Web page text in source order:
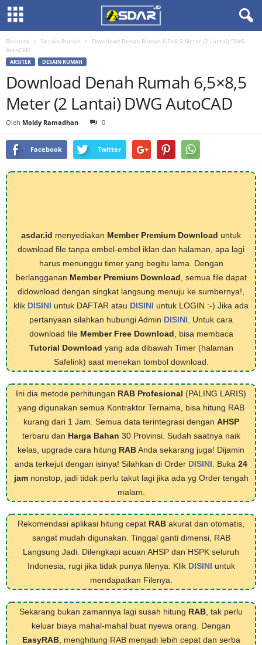
Beranda Desain Rumah
Download Denah Rumah 6,5×8,5 Meter (2 Lantai) DWG
AutoCAD
ARSITEK DESAIN RUMAH
Download Denah Rumah 6,5×8,5
Meter (2 Lantai) DWG AutoCAD
Oleh Moldy Ramadhan 0
Facebook Twitter
asdar.id menyediakan Member Premium Download untuk
download file tanpa embel-embel iklan dan halaman, apa lagi
harus menunggu timer yang begitu lama. Dengan
berlangganan Member Premium Download , semua file dapat
didownload dengan singkat langsung menuju ke sumbernya!,
klik DISINI untuk DAFTAR atau DISINI untuk LOGIN :-) Jika ada
pertanyaan silahkan hubungi Admin DISINI . Untuk cara
download file Member Free Download , bisa membaca
Tutorial Download yang ada dibawah Timer (halaman
Safelink) saat menekan tombol download.
Ini dia metode perhitungan RAB Profesional (PALING LARIS)
yang digunakan semua Kontraktor Ternama, bisa hitung RAB
kurang dari 1 Jam. Semua data terintegrasi dengan AHSP
terbaru dan Harga Bahan 30 Provinsi. Sudah saatnya naik
kelas, upgrade cara hitung RABAnda sekarang juga! Dijamin
anda terkejut dengan isinya! Silahkan di Order DISINI . Buka 24
jamnonstop, jadi tidak perlu takut lagi jika ada yg Order tengah
malam.
Rekomendasi aplikasi hitung cepat RAB akurat dan otomatis,
sangat mudah digunakan. Tinggal ganti dimensi, RAB
Langsung Jadi. Dilengkapi acuan AHSP dan HSPK seluruh
Indonesia, rugi jika tidak punya filenya. Klik DISINI untuk
mendapatkan Filenya.
Sekarang bukan zamannya lagi susah hitung RAB , tak perlu
keluar biaya mahal-mahal buat nyewa orang. Dengan
EasyRAB, menghitung RAB menjadi lebih cepat dan serba